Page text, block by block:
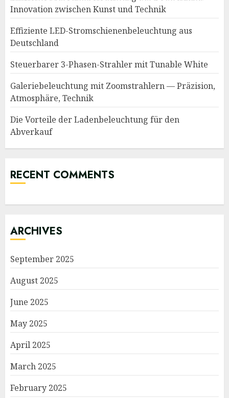
Innovation zwischen Kunst und Technik
Effiziente LED-Stromschienenbeleuchtung aus
Deutschland
Steuerbarer 3-Phasen-Strahler mit Tunable White
Galeriebeleuchtung mit Zoomstrahlern — Präzision,
Atmosphäre, Technik
Die Vorteile der Ladenbeleuchtung für den
Abverkauf
RECENT COMMENTS
ARCHIVES
September 2025
August 2025
June 2025
May 2025
April 2025
March 2025
February 2025